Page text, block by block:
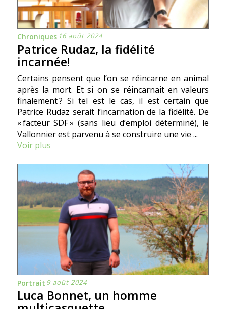
Chroniques 16 août 2024
Patrice Rudaz, la fidélité
incarnée!
Certains pensent que l’on se réincarne en animal
après la mort. Et si on se réincarnait en valeurs
finalement ? Si tel est le cas, il est certain que
Patrice Rudaz serait l’incarnation de la fidélité. De
« facteur SDF » (sans lieu d’emploi déterminé), le
Vallonnier est parvenu à se construire une vie ...
Voir plus
Portrait 9 août 2024
Luca Bonnet, un homme